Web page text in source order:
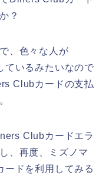
？
、色々な人が
ているみたいなので
Clubカードの支払
Clubカードエラ
、再度、ミズノマ
ドを利用してみる